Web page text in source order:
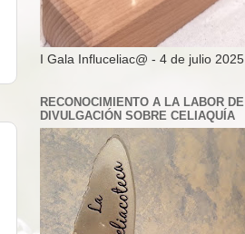
I Gala Influceliac@ - 4 de julio 2025
RECONOCIMIENTO A LA LABOR DE
DIVULGACIÓN SOBRE CELIAQUÍA